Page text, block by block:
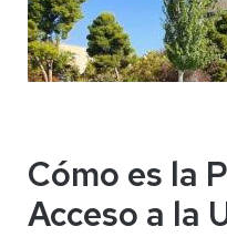
Cómo es la
Acceso a la